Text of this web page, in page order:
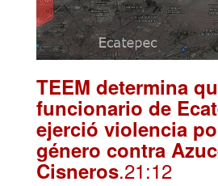
TEEM determina
funcionario de
ejerció violencia
género contra
Cisneros.21:12